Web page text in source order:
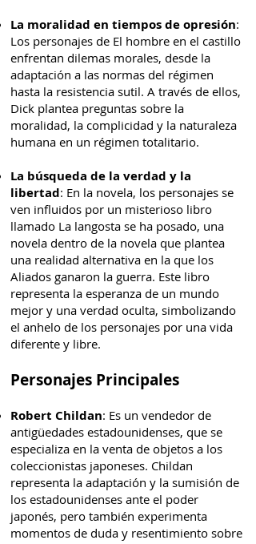
La moralidad en tiempos de opresión:
Los personajes de El hombre en el castillo
enfrentan dilemas morales, desde la
adaptación a las normas del régimen
hasta la resistencia sutil. A través de ellos,
Dick plantea preguntas sobre la
moralidad, la complicidad y la naturaleza
humana en un régimen totalitario.
La búsqueda de la verdad y la
libertad: En la novela, los personajes se
ven influidos por un misterioso libro
llamado La langosta se ha posado, una
novela dentro de la novela que plantea
una realidad alternativa en la que los
Aliados ganaron la guerra. Este libro
representa la esperanza de un mundo
mejor y una verdad oculta, simbolizando
el anhelo de los personajes por una vida
diferente y libre.
Personajes Principales
Robert Childan: Es un vendedor de
antigüedades estadounidenses, que se
especializa en la venta de objetos a los
coleccionistas japoneses. Childan
representa la adaptación y la sumisión de
los estadounidenses ante el poder
japonés, pero también experimenta
momentos de duda y resentimiento sobre